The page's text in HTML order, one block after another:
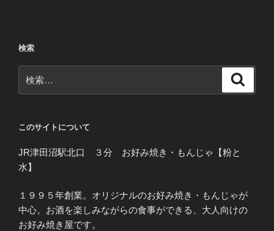
検索
索:
このサイトについて
JR津田沼駅北口 ３分 お好み焼き・もんじゃ【粉と
水】
１９９５年創業。オリジナルのお好み焼き・もんじゃが
中心。お酒を楽しみながらの食事ができる、大人向けの
お好み焼き屋です。